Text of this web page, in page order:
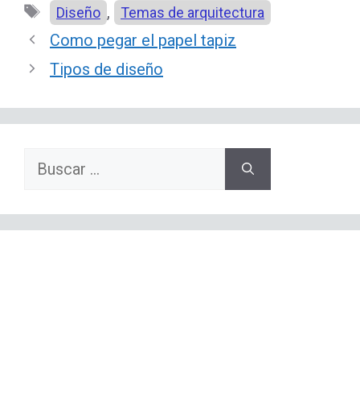
Etiquetas
Diseño , Temas de arquitectura
Como pegar el papel tapiz
Tipos de diseño
Buscar: